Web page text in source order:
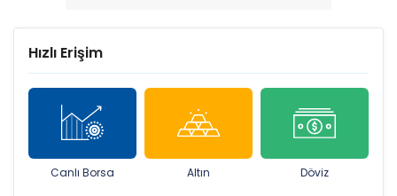
Hızlı Erişim
Canlı Borsa Altın Döviz